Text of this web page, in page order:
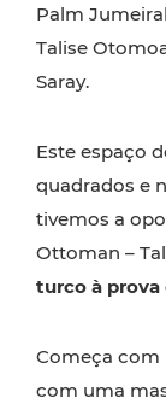
Palm
Talise
Saray.
Este espaço
quadrados e
tivemos a
Ottoman –
turco à prova
Começa com
com uma